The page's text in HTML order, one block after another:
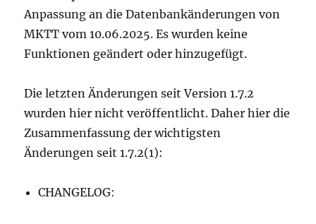
Anpassung an die Datenbankänderungen von
MKTT vom 10.06.2025. Es wurden keine
Funktionen geändert oder hinzugefügt.
Die letzten Änderungen seit Version 1.7.2
wurden hier nicht veröffentlicht. Daher hier die
Zusammenfassung der wichtigsten
Änderungen seit 1.7.2(1):
CHANGELOG: